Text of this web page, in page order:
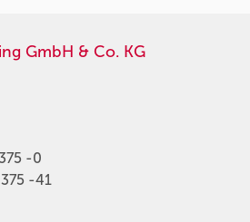
GmbH & Co. KG
-0
-41